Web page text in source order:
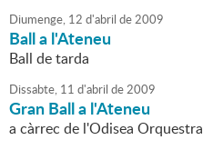
Diumenge, 12 d'abril de2009
Ball a l'Ateneu
Ball de tarda
Dissabte, 11 d'abril de2009
Gran Ball a l'Ateneu
a càrrec de l'Odisea Orquestra